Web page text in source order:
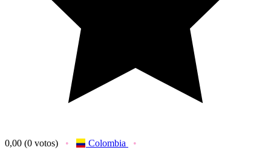
0,00 (0 votos) Colombia